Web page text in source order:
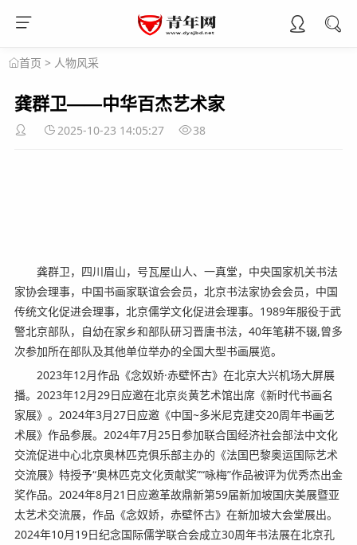
首页 > 人物风采
龚群卫——中华百杰艺术家
2025-10-23 14:05:27 38
龚群卫，四川眉山，号瓦屋山人、一真堂，中央国家机关书法
家协会理事，中国书画家联谊会会员，北京书法家协会会员，中国
传统文化促进会理事，北京儒学文化促进会理事。1989年服役于武
警北京部队，自幼在家乡和部队研习晋唐书法，40年笔耕不辍,曾多
次参加所在部队及其他单位举办的全国大型书画展览。
2023年12月作品《念奴娇·赤壁怀古》在北京大兴机场大屏展
播。2023年12月29日应邀在北京炎黄艺术馆出席《新时代书画名
家展》。2024年3月27日应邀《中国~多米尼克建交20周年书画艺
术展》作品参展。2024年7月25日参加联合国经济社会部法中文化
交流促进中心北京奥林匹克俱乐部主办的《法国巴黎奥运国际艺术
交流展》特授予“奥林匹克文化贡献奖”“咏梅”作品被评为优秀杰出金
奖作品。2024年8月21日应邀革故鼎新第59届新加坡国庆美展暨亚
太艺术交流展，作品《念奴娇，赤壁怀古》在新加坡大会堂展出。
2024年10月19日纪念国际儒学联合会成立30周年书法展在北京孔